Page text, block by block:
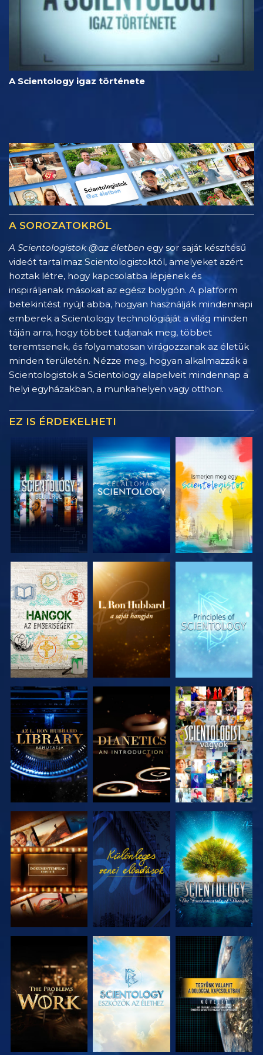
A Scientology igaz története
A SOROZATOKRÓL
A Scientologistok @az életben egy sor saját készítésű
videót tartalmaz Scientologistoktól, amelyeket azért
hoztak létre, hogy kapcsolatba lépjenek és
inspiráljanak másokat az egész bolygón. A platform
betekintést nyújt abba, hogyan használják mindennapi
emberek a Scientology technológiáját a világ minden
táján arra, hogy többet tudjanak meg, többet
teremtsenek, és folyamatosan virágozzanak az életük
minden területén. Nézze meg, hogyan alkalmazzák a
Scientologistok a Scientology alapelveit mindennap a
helyi egyházakban, a munkahelyen vagy otthon.
EZ IS ÉRDEKELHETI
A SOROZAT
RÉSZEI
A SOROZAT
RÉSZEI
A SOROZAT
RÉSZEI
A SOROZAT
RÉSZEI
A SOROZAT
RÉSZEI
MŰSORNÉZÉS
A SOROZAT
RÉSZEI
MŰSORNÉZÉS
A SOROZAT
RÉSZEI
A SOROZAT
RÉSZEI
A SOROZAT
RÉSZEI
MŰSORNÉZÉS